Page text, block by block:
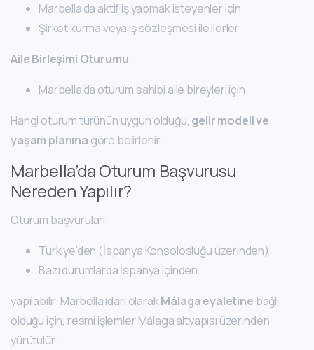
Marbella’da aktif iş yapmak isteyenler için
Şirket kurma veya iş sözleşmesi ile ilerler
Aile Birleşimi Oturumu
Marbella’da oturum sahibi aile bireyleri için
Hangi oturum türünün uygun olduğu, gelir modeli ve
yaşam planına göre belirlenir.
Marbella’da Oturum Başvurusu
Nereden Yapılır?
Oturum başvuruları:
Türkiye’den (İspanya Konsolosluğu üzerinden)
Bazı durumlarda İspanya içinden
yapılabilir. Marbella idari olarakMálaga eyaletine bağlı
olduğu için, resmi işlemler Málaga altyapısı üzerinden
yürütülür.